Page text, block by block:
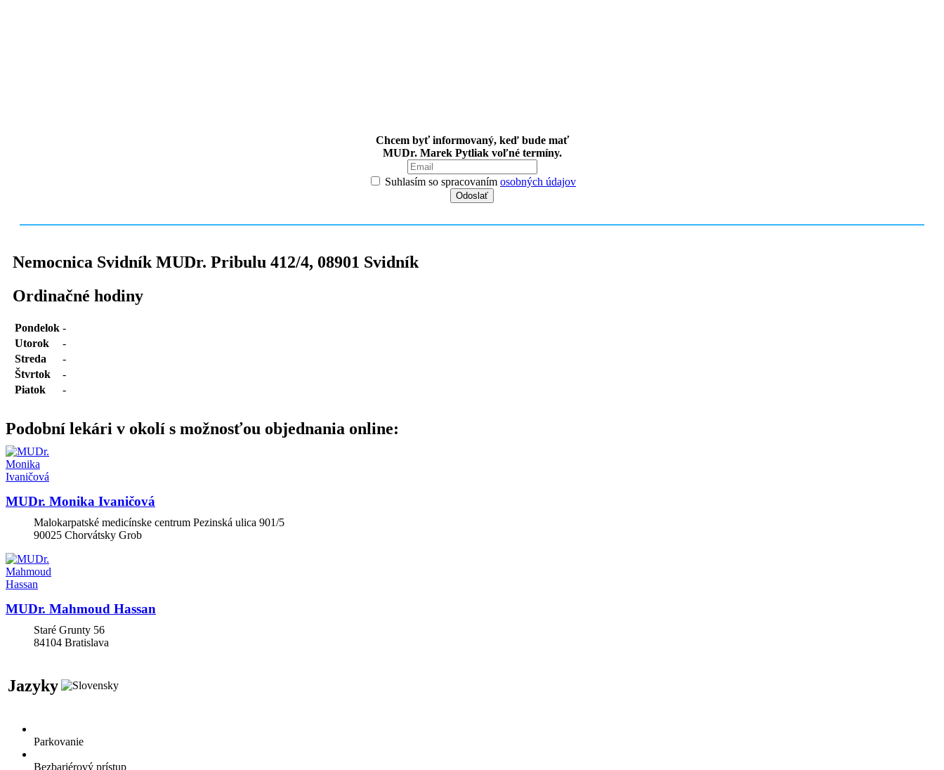
Chcem byť informovaný, keď bude mať
MUDr. Marek Pytliak voľné termíny.
Suhlasím so spracovaním osobných údajov
Nemocnica Svidník MUDr. Pribulu 412/4, 08901 Svidník
Ordinačné hodiny
Pondelok -
Utorok
-
Streda
-
Štvrtok
-
Piatok
-
Podobní lekári v okolí s možnosťou objednania online:
MUDr. Monika Ivaničová
Malokarpatské medicínske centrum Pezinská ulica 901/5
90025 Chorvátsky Grob
MUDr. Mahmoud Hassan
Staré Grunty 56
84104 Bratislava
Jazyky
Parkovanie
Bezbariérový prístup